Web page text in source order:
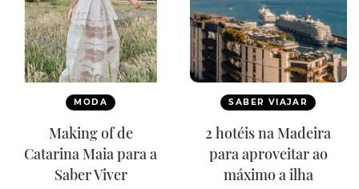
MODA
Making of de
Catarina Maia para a
Saber Viver
SABER VIAJAR
2 hotéis na Madeira
para aproveitar ao
máximo a ilha